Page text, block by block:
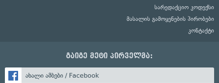
სარედაქციო კოდექსი
მასალის გამოყენების პირობები
კონტაქტი
გაიგე მეტი პირველმა:
ახალი ამბები / Facebook